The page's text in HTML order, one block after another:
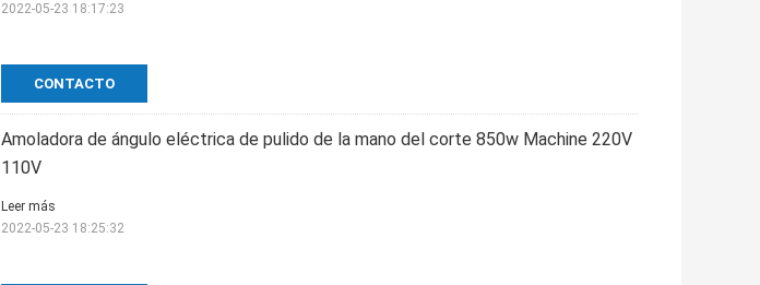
CONTACTO
2022-05-23 18:17:23
Amoladora de ángulo eléctrica de pulido de la mano del corte 850w Machine 220V
110V
Leer más
2022-05-23 18:25:32